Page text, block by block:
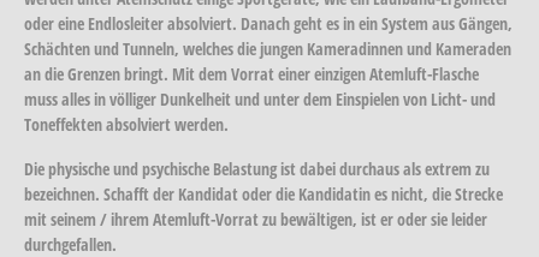
oder eine Endlosleiter absolviert. Danach geht es in ein System aus Gängen,
Schächten und Tunneln, welches die jungen Kameradinnen und Kameraden
an die Grenzen bringt. Mit dem Vorrat einer einzigen Atemluft-Flasche
muss alles in völliger Dunkelheit und unter dem Einspielen von Licht- und
Toneffekten absolviert werden.
Die physische und psychische Belastung ist dabei durchaus als extrem zu
bezeichnen. Schafft der Kandidat oder die Kandidatin es nicht, die Strecke
mit seinem / ihrem Atemluft-Vorrat zu bewältigen, ist er oder sie leider
durchgefallen.